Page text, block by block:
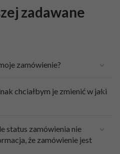
zadawane
zamówienie?
chciałbym je zmienić w jaki
status zamówienia nie
że zamówienie jest